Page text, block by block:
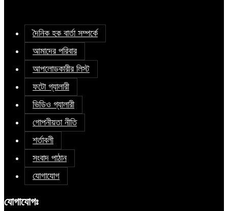
দৈনিক হক বার্তা সম্পর্কে
আমাদের পরিবার
আপলোডকারীর লিস্ট
ফটো গ্যালারী
ভিডিও গ্যালারী
গোপনীয়তা নীতি
শর্তাবলী
সংবাদ পাঠান
যোগাযোগ
যোগাযোগঃ